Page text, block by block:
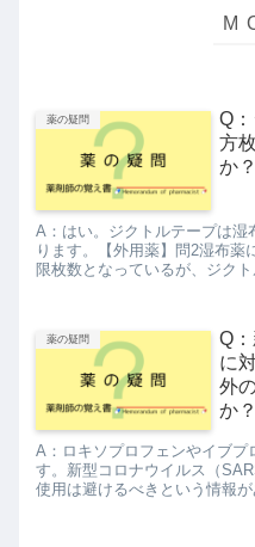
薬の疑問
Q
方
か
A：はい。ジクトルテープは湿
ります。【外用薬】問2湿布薬
限枚数となっているが、ジク
薬の疑問
Q
に
外
か？
A：ロキソプロフェンやイブ
す。新型コロナウイルス（
使用は避けるべきという情報